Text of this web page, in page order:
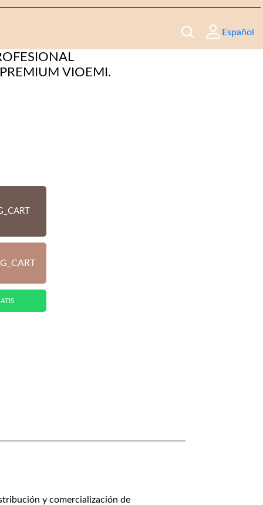
Español
VIOEMI.
y comercialización de